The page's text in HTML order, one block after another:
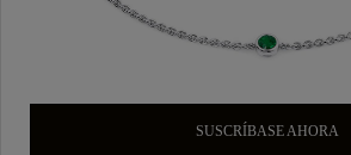
SUSCRÍBASE AHORA